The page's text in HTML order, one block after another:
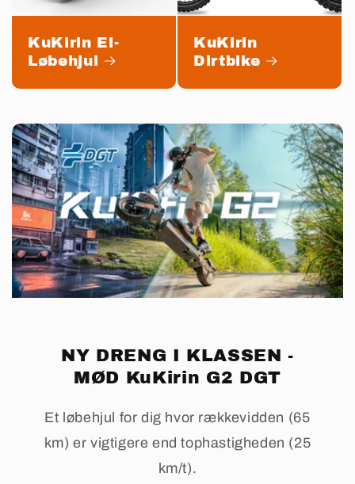
KuKirin El-
Løbehjul
KuKirin
Dirtbike
NY DRENG I KLASSEN -
MØD KuKirin G2 DGT
Et løbehjul for dig hvor rækkevidden (65
km) er vigtigere end tophastigheden (25
km/t).